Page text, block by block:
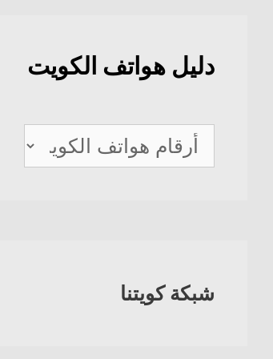
دليل هواتف الكويت
دليل
هواتف
شبكة كويتنا